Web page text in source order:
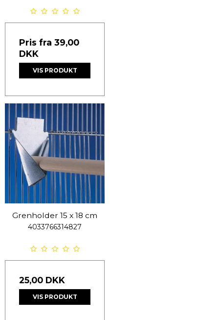
Pris fra 39,00
DKK
VIS PRODUKT
Grenholder 15 x 18 cm
4033766314827
25,00 DKK
VIS PRODUKT